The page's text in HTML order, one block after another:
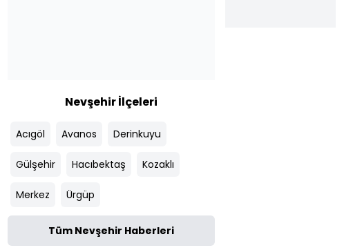
Nevşehir İlçeleri
Acıgöl Avanos Derinkuyu
Gülşehir Hacıbektaş Kozaklı
Merkez Ürgüp
Tüm Nevşehir Haberleri